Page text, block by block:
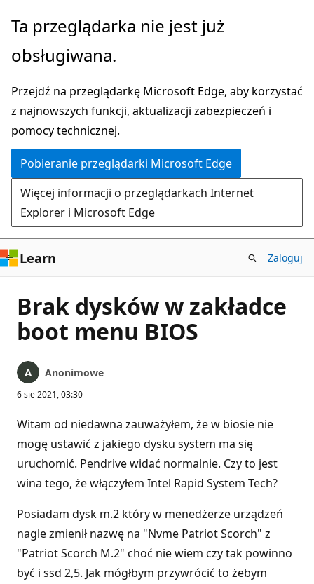
Przejdź
głównej
Ta przeglądarka nie jest już
obsługiwana.
Przejdź na przeglądarkę Microsoft Edge, aby korzystać
z najnowszych funkcji, aktualizacji zabezpieczeń i
pomocy technicznej.
Pobieranie przeglądarki Microsoft Edge
Więcej informacji o przeglądarkach Internet
Explorer i Microsoft Edge
Learn Zaloguj
Brak dysków w zakładce
boot menu BIOS
Anonimowe
6 sie 2021, 03:30
Witam od niedawna zauważyłem, że w biosie nie
mogę ustawić z jakiego dysku system ma się
uruchomić. Pendrive widać normalnie. Czy to jest
wina tego, że włączyłem Intel Rapid System Tech?
Posiadam dysk m.2 który w menedżerze urządzeń
nagle zmienił nazwę na "Nvme Patriot Scorch" z
"Patriot Scorch M.2" choć nie wiem czy tak powinno
być i ssd 2,5. Jak mógłbym przywrócić to żebym